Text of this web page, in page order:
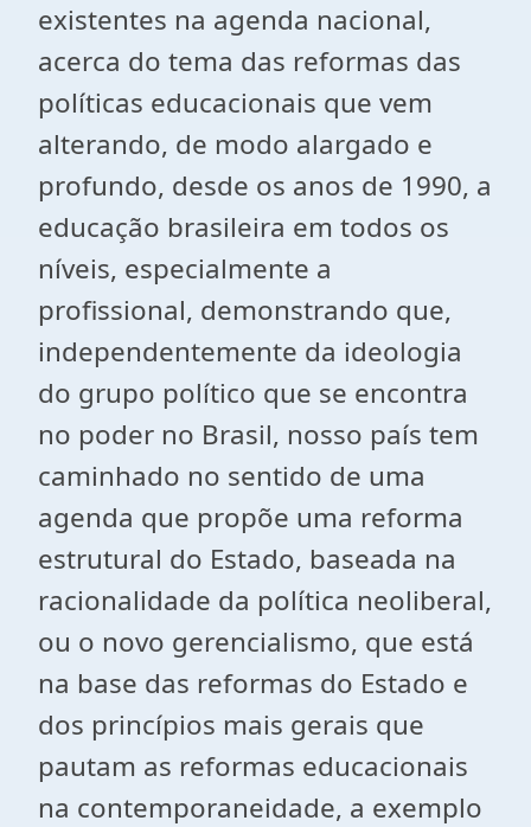
existentes na agenda nacional,
acerca do tema das reformas das
políticas educacionais que vem
alterando, de modo alargado e
profundo, desde os anos de 1990, a
educação brasileira em todos os
níveis, especialmente a
profissional, demonstrando que,
independentemente da ideologia
do grupo político que se encontra
no poder no Brasil, nosso país tem
caminhado no sentido de uma
agenda que propõe uma reforma
estrutural do Estado, baseada na
racionalidade da política neoliberal,
ou o novo gerencialismo, que está
na base das reformas do Estado e
dos princípios mais gerais que
pautam as reformas educacionais
na contemporaneidade, a exemplo